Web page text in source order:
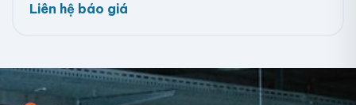
Liên hệ báo giá